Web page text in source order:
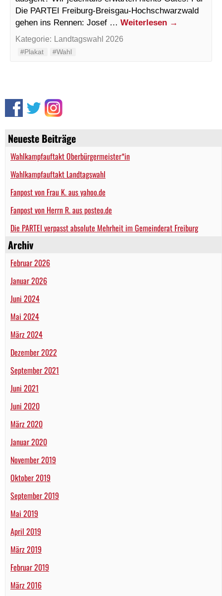
Neueste Beiträge
Wahlkampfauftakt Oberbürgermeister*in
Wahlkampfauftakt Landtagswahl
Fanpost von Frau K. aus yahoo.de
Fanpost von Herrn R. aus posteo.de
Die PARTEI verpasst absolute Mehrheit im Gemeinderat Freiburg
Archiv
Februar 2026
Januar 2026
Juni 2024
Mai 2024
März 2024
Dezember 2022
September 2021
Juni 2021
Juni 2020
März 2020
Januar 2020
November 2019
Oktober 2019
September 2019
Mai 2019
April 2019
März 2019
Februar 2019
März 2016
Die PARTEI Freiburg-Breisgau-Hochschwarzwald
gehen ins Rennen: Josef … Weiterlesen →
Kategorie: Landtagswahl 2026
#Plakat #Wahl